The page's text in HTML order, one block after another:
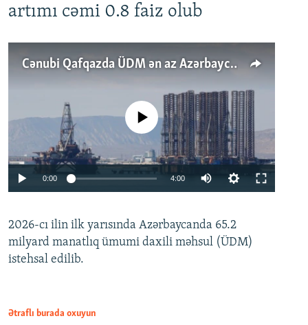
artımı cəmi 0.8 faiz olub
Cənubi Qafqazda ÜDM ən az Azərbaycanda artır: Qonşuları niyə Bakını qabaqlaya bilir?
Auto 240p 360p 480p
No media source currently available
0:00 4:00
360p
480p
2026-cı ilin ilk yarısında Azərbaycanda 65.2
milyard manatlıq ümumi daxili məhsul (ÜDM)
istehsal edilib.
Ətraflı burada oxuyun